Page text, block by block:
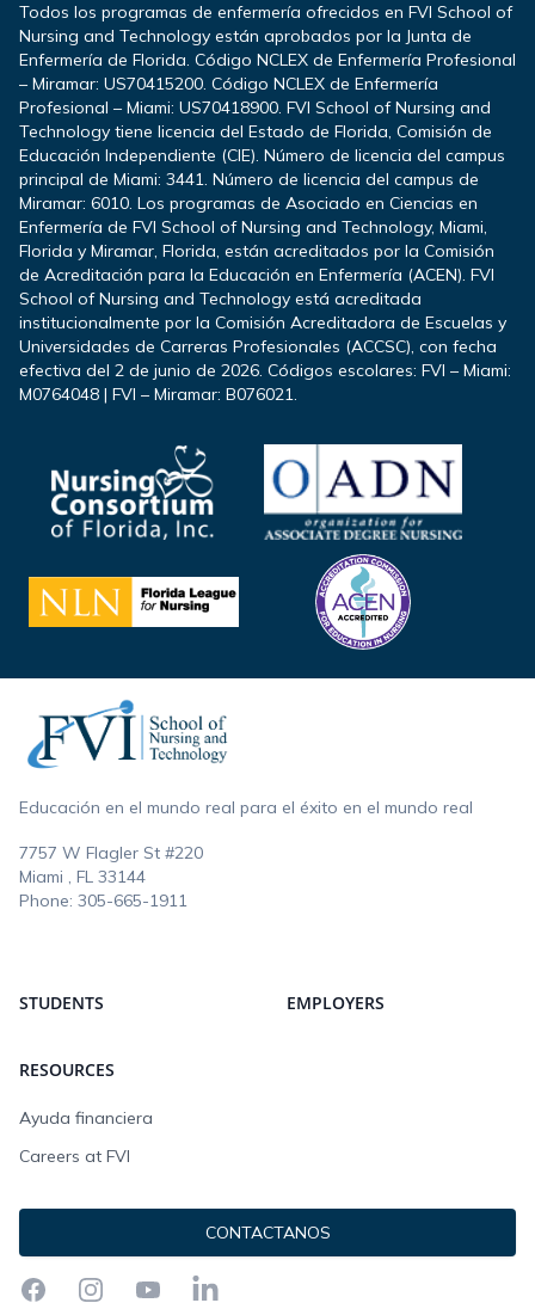
Todos los programas de enfermería ofrecidos en FVI School of
Nursing and Technology están aprobados por la Junta de
Enfermería de Florida. Código NCLEX de Enfermería Profesional
– Miramar: US70415200. Código NCLEX de Enfermería
Profesional – Miami: US70418900. FVI School of Nursing and
Technology tiene licencia del Estado de Florida, Comisión de
Educación Independiente (CIE). Número de licencia del campus
principal de Miami: 3441. Número de licencia del campus de
Miramar: 6010. Los programas de Asociado en Ciencias en
Enfermería de FVI School of Nursing and Technology, Miami,
Florida y Miramar, Florida, están acreditados por la Comisión
de Acreditación para la Educación en Enfermería (ACEN). FVI
School of Nursing and Technology está acreditada
institucionalmente por la Comisión Acreditadora de Escuelas y
Universidades de Carreras Profesionales (ACCSC), con fecha
efectiva del 2 de junio de 2026. Códigos escolares: FVI – Miami:
M0764048 | FVI – Miramar: B076021.
Educación en el mundo real para el éxito en el mundo real
7757 W Flagler St #220
Miami , FL 33144
Phone: 305-665-1911
STUDENTS EMPLOYERS
RESOURCES
Ayuda financiera
Careers at FVI
CONTACTANOS
FacebookInstagramYouTubeLinkedIn